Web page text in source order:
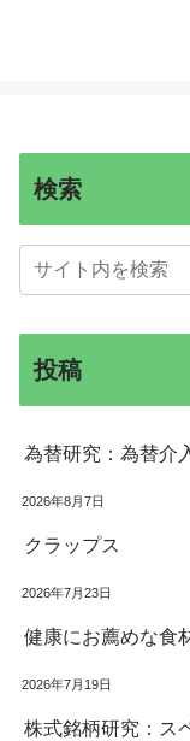
検索
投稿
為替研究：為替介
2026年8月7日
クラップス
2026年7月23日
健康にお薦めな食
2026年7月19日
株式銘柄研究：ス